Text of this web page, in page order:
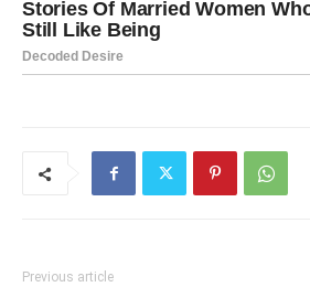
Previous article